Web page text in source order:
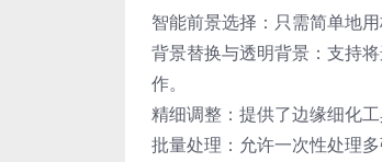
智能前景选择：只需简单地
背景替换与透明背景：支持
作。
精细调整：提供了边缘细化
批量处理：允许一次性处理